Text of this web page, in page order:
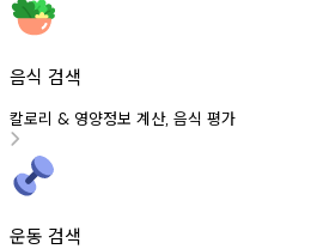
음식 검색
칼로리 & 영양정보 계산, 음식 평가
운동 검색